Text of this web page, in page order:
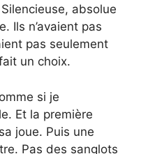
absolue
Ils n’avaient pas
pas seulement
un choix.
si je
Et la première
joue. Puis une
Pas des sanglots